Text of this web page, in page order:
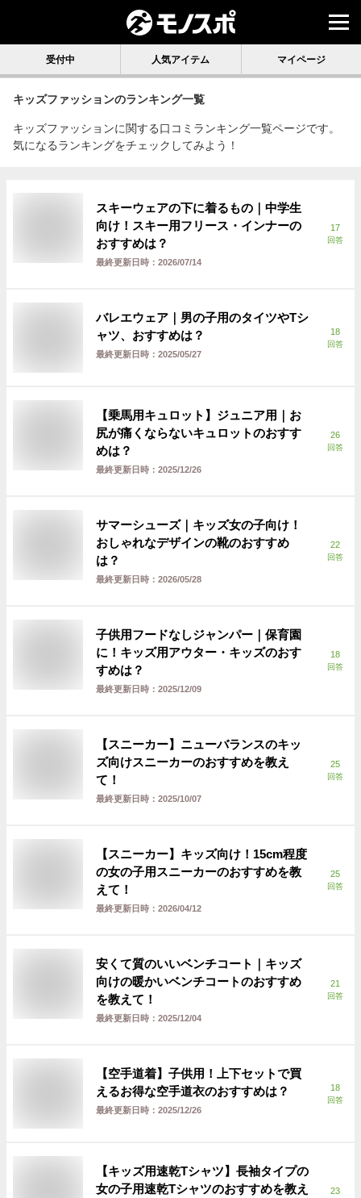
受付中 人気アイテム マイページ
キッズファッションのランキング一覧
キッズファッションに関する口コミランキング一覧ページです。
気になるランキングをチェックしてみよう！
スキーウェアの下に着るもの｜中学生
向け！スキー用フリース・インナーの
おすすめは？
最終更新日時： 2026/07/14
17
回答
バレエウェア｜男の子用のタイツやTシ
ャツ、おすすめは？
最終更新日時： 2025/05/27
18
回答
【乗馬用キュロット】ジュニア用｜お
尻が痛くならないキュロットのおすす
めは？
最終更新日時： 2025/12/26
26
回答
サマーシューズ｜キッズ女の子向け！
おしゃれなデザインの靴のおすすめ
は？
最終更新日時： 2026/05/28
22
回答
子供用フードなしジャンパー｜保育園
に！キッズ用アウター・キッズのおす
すめは？
最終更新日時： 2025/12/09
18
回答
【スニーカー】ニューバランスのキッ
ズ向けスニーカーのおすすめを教え
て！
最終更新日時： 2025/10/07
25
回答
【スニーカー】キッズ向け！15cm程度
の女の子用スニーカーのおすすめを教
えて！
最終更新日時： 2026/04/12
25
回答
安くて質のいいベンチコート｜キッズ
向けの暖かいベンチコートのおすすめ
を教えて！
最終更新日時： 2025/12/04
21
回答
【空手道着】子供用！上下セットで買
えるお得な空手道衣のおすすめは？
最終更新日時： 2025/12/26
18
回答
【キッズ用速乾Tシャツ】長袖タイプの
女の子用速乾Tシャツのおすすめを教え
23